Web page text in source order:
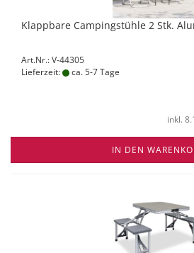
Klappbare Campingstühle 2 Stk.
Art.Nr.: V-44305
Lieferzeit:
ca. 5-7 Tage
inkl.
IN DEN